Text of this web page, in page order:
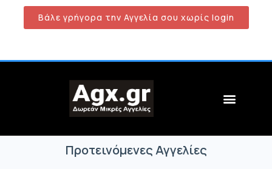
Βάλε γρήγορα την Αγγελία σου χωρίς login
Προτεινόμενες Αγγελίες